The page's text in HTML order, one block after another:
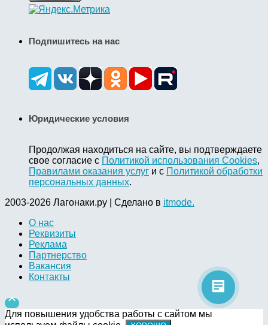
Подпишитесь на нас
Юридические условия
Продолжая находиться на сайте, вы подтверждаете
свое согласие с Политикой использования Cookies,
Правилами оказания услуг и с Политикой обработки
персональных данных.
2003-2026 Лагонаки.ру | Сделано в itmode.
О нас
Реквизиты
Реклама
Партнерство
Вакансия
Контакты

Для повышения удобства работы с сайтом мы